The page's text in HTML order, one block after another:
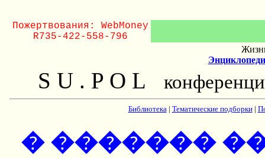
Пожертвования: WebMoney
R735-422-558-796
S U . P O L
Библиотека| Тематические подборки|
� �������